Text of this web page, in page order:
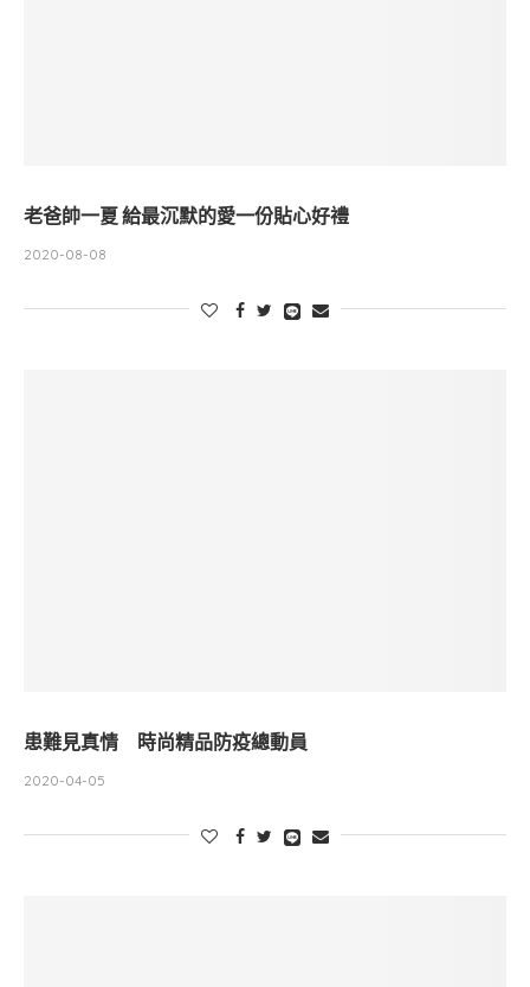
老爸帥一夏 給最沉默的愛一份貼心好禮
2020-08-08
患難見真情 時尚精品防疫總動員
2020-04-05